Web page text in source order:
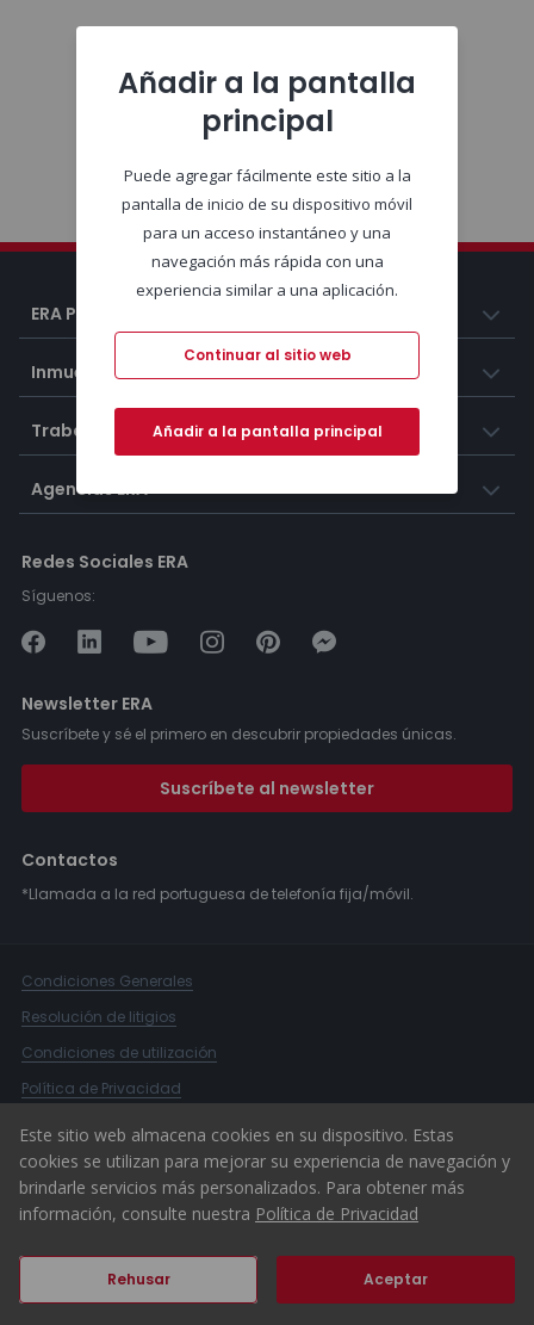
ERA Portugal
Inmuebles
Trabaja con nosotros
Agencias ERA
Redes Sociales ERA
Síguenos:
Newsletter ERA
Suscríbete y sé el primero en descubrir propiedades únicas.
Suscríbete al newsletter
Contactos
*Llamada a la red portuguesa de telefonía fija/móvil.
Condiciones Generales
Resolución de litigios
Condiciones de utilización
Política de Privacidad
Libro de Reclamaciones
Canal Denuncias
© 2026 ERA Portugal
Este sitio web almacena cookies en su dispositivo. Estas
cookies se utilizan para mejorar su experiencia de navegación y
brindarle servicios más personalizados. Para obtener más
información, consulte nuestra Política de Privacidad
Rehusar Aceptar
Añadir a la pantalla
principal
Puede agregar fácilmente este sitio a la
pantalla de inicio de su dispositivo móvil
para un acceso instantáneo y una
navegación más rápida con una
experiencia similar a una aplicación.
Continuar al sitio web
Añadir a la pantalla principal